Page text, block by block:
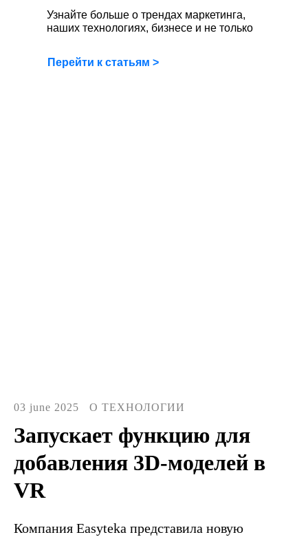
Узнайте больше о трендах маркетинга,
наших технологиях, бизнесе и не только
Перейти к статьям >
03 june 2025 О ТЕХНОЛОГИИ
Запускает функцию для
добавления 3D-моделей в
VR
Компания Easyteka представила новую